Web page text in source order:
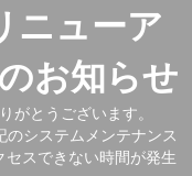
ニューア
お知らせ
がとうございます。
システムメンテナンス
スできない時間が発生